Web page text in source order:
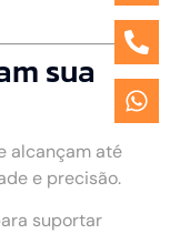
sua
alcançam até
e precisão.
suportar